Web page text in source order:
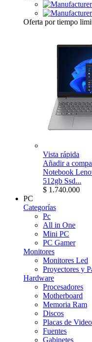
Oferta por tiempo
Vista rápida
Añadir a
Notebook
512gb Ssd...
$ 1.740.000
PC
Categorías
Pc
All in One
Mini PC
PC Gamer
Monitores
Monitores Led
Proyectores y
Hardware
Procesadores
Motherboard
Memoria Ram
Discos
Placas de Video
Fuentes
Gabinetes